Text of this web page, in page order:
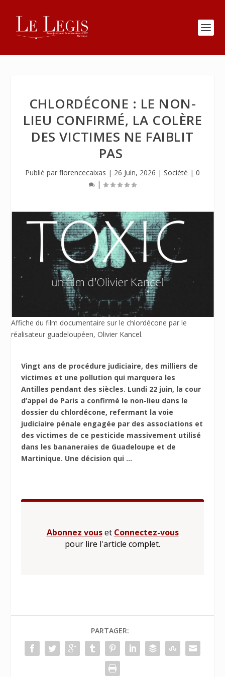
CHLORDÉCONE : LE NON-
LIEU CONFIRMÉ, LA COLÈRE
DES VICTIMES NE FAIBLIT
PAS
Publié par florencecaixas | 26 Juin, 2026 | Société | 0
|
Affiche du film documentaire sur le chlordécone par le
réalisateur guadeloupéen, Olivier Kancel.
Vingt ans de procédure judiciaire, des milliers de
victimes et une pollution qui marquera les
Antilles pendant des siècles. Lundi 22 juin, la cour
d’appel de Paris a confirmé le non-lieu dans le
dossier du chlordécone, refermant la voie
judiciaire pénale engagée par des associations et
des victimes de ce pesticide massivement utilisé
dans les bananeraies de Guadeloupe et de
Martinique. Une décision qui ...
Abonnez vouset Connectez-vous
pour lire l'article complet.
PARTAGER: